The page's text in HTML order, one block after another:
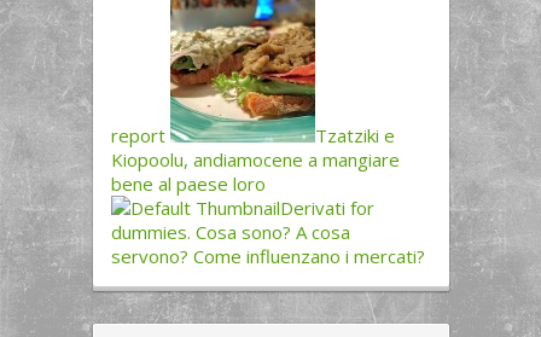
report
Tzatziki e
Kiopoolu, andiamocene a mangiare
bene al paese loro
Derivati for
dummies. Cosa sono? A cosa
servono? Come influenzano i mercati?